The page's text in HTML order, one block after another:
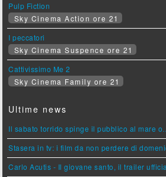
Pulp Fiction
Sky Cinema Action ore 21
I peccatori
Sky Cinema Suspence ore 21
Cattivissimo Me 2
Sky Cinema Family ore 21
Ultime news
Il sabato torrido spinge il pubblico al mare
Stasera in tv: i film da non perdere di
Carlo Acutis - Il giovane santo, il trailer